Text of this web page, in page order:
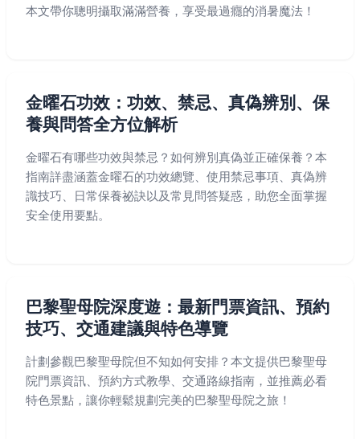
本文帶你聰明攝取滿滿營養，享受最過癮的消暑魔法！
金曜石功效：功效、禁忌、真偽辨別、保
養與問答全方位解析
金曜石有哪些功效與禁忌？如何辨別真偽並正確保養？本
指南詳盡涵蓋金曜石的功效總覽、使用禁忌事項、真偽辨
識技巧、日常保養祕訣以及常見問答疑惑，助您全面掌握
安全使用要點。
巴黎聖母院深度遊：最新門票資訊、預約
技巧、交通建議與特色導覽
計劃參觀巴黎聖母院但不知如何安排？本文提供巴黎聖母
院門票資訊、預約方式教學、交通路線指南，並推薦必看
特色景點，讓你輕鬆規劃完美的巴黎聖母院之旅！